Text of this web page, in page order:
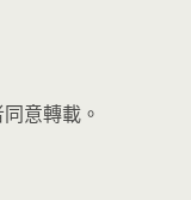
同意轉載。